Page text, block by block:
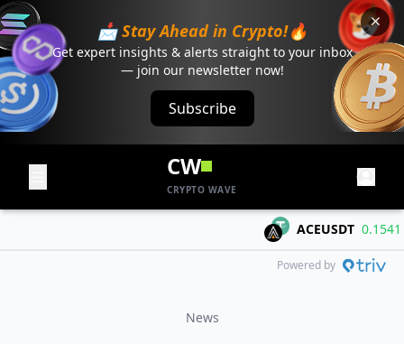
📩 Stay Ahead in Crypto!🔥
Get expert insights & alerts straight to your inbox
— join our newsletter now!
Subscribe
CW
CRYPTO WAVE
ACEUSDT 0.1541
Powered by
News